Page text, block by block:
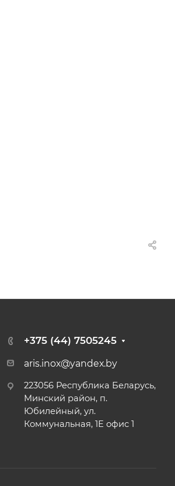
+375 (44) 7505245
aris.inox@yandex.by
223056 Республика Беларусь,
Минский район, п.
Юбилейный, ул.
Коммунальная, 1Е офис 1